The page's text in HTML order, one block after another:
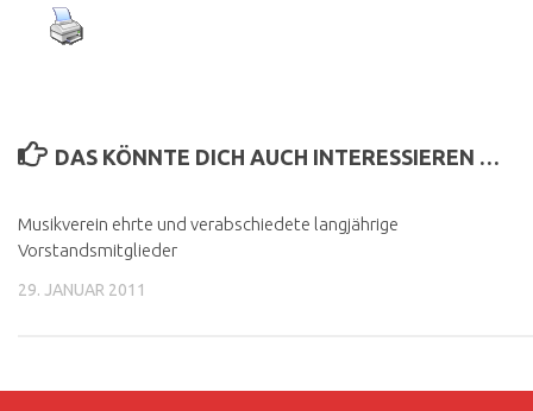
DAS KÖNNTE DICH AUCH INTERESSIEREN …
Musikverein ehrte und verabschiedete langjährige
Vorstandsmitglieder
29. JANUAR 2011